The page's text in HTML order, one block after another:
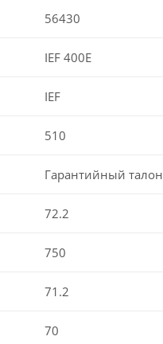
56430
IEF 400E
IEF
510
Гарантийный талон
72.2
750
71.2
70